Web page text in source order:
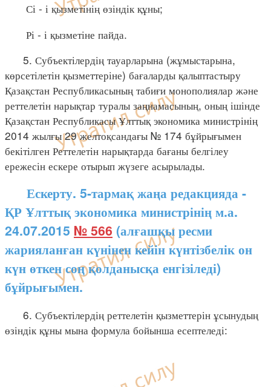
Сі - і қызметінің өзіндік құны;
Рі - і қызметіне пайда.
5. Субъектілердің тауарларына (жұмыстарына,
көрсетілетін қызметтеріне) бағаларды қалыптастыру
Қазақстан Республикасының табиғи монополиялар және
реттелетін нарықтар туралы заңнамасының, оның ішінде
Қазақстан Республикасы Ұлттық экономика министрінің
2014 жылғы 29 желтоқсандағы № 174 бұйрығымен
бекітілген Реттелетін нарықтарда бағаны белгілеу
ережесін ескере отырып жүзеге асырылады.
Ескерту. 5-тармақ жаңа редакцияда -
ҚР Ұлттық экономика министрінің м.а.
24.07.2015 № 566 (алғашқы ресми
жарияланған күнінен кейін күнтізбелік он
күн өткен соң қолданысқа енгізіледі)
бұйрығымен.
6. Субъектілердің реттелетін қызметтерін ұсынудың
өзіндік құны мына формула бойынша есептеледі: